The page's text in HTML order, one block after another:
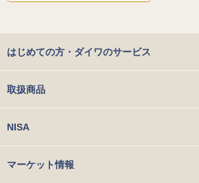
はじめての方・ダイワのサービス
取扱商品
NISA
マーケット情報